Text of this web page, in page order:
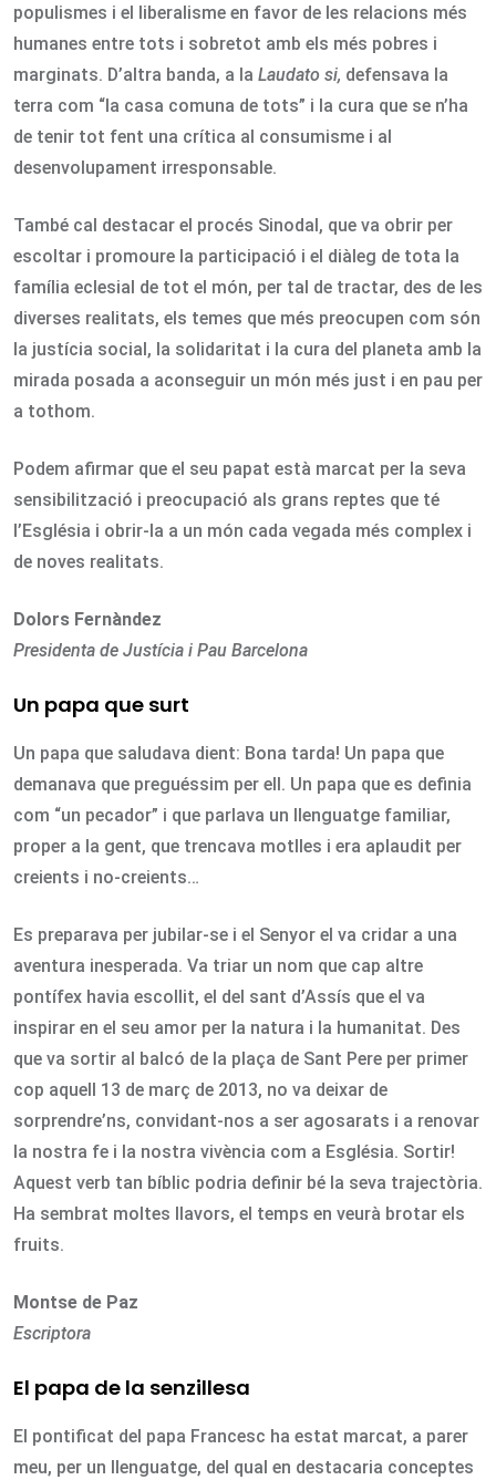
populismes i el liberalisme en favor de les relacions més
humanes entre tots i sobretot amb els més pobres i
marginats. D’altra banda, a la Laudato si, defensava la
terra com “la casa comuna de tots” i la cura que se n’ha
de tenir tot fent una crítica al consumisme i al
desenvolupament irresponsable.
També cal destacar el procés Sinodal, que va obrir per
escoltar i promoure la participació i el diàleg de tota la
família eclesial de tot el món, per tal de tractar, des de les
diverses realitats, els temes que més preocupen com són
la justícia social, la solidaritat i la cura del planeta amb la
mirada posada a aconseguir un món més just i en pau per
a tothom.
Podem afirmar que el seu papat està marcat per la seva
sensibilització i preocupació als grans reptes que té
l’Església i obrir-la a un món cada vegada més complex i
de noves realitats.
Dolors Fernàndez
Presidenta de Justícia i Pau Barcelona
Un papa que surt
Un papa que saludava dient: Bona tarda! Un papa que
demanava que preguéssim per ell. Un papa que es definia
com “un pecador” i que parlava un llenguatge familiar,
proper a la gent, que trencava motlles i era aplaudit per
creients i no-creients…
Es preparava per jubilar-se i el Senyor el va cridar a una
aventura inesperada. Va triar un nom que cap altre
pontífex havia escollit, el del sant d’Assís que el va
inspirar en el seu amor per la natura i la humanitat. Des
que va sortir al balcó de la plaça de Sant Pere per primer
cop aquell 13 de març de 2013, no va deixar de
sorprendre’ns, convidant-nos a ser agosarats i a renovar
la nostra fe i la nostra vivència com a Església. Sortir!
Aquest verb tan bíblic podria definir bé la seva trajectòria.
Ha sembrat moltes llavors, el temps en veurà brotar els
fruits.
Montse de Paz
Escriptora
El papa de la senzillesa
El pontificat del papa Francesc ha estat marcat, a parer
meu, per un llenguatge, del qual en destacaria conceptes